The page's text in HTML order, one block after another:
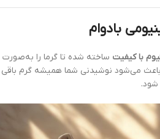
بادوام
با کیفیت ساخته شده تا گرما را به‌صورت
می‌شود نوشیدنی شما همیشه گرم باقی
شود.